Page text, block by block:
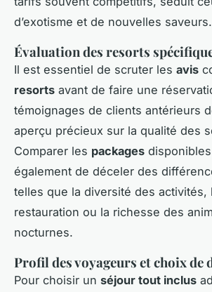
d’exotisme et de nouvelles saveurs.
Évaluation des resorts
Il est essentiel de scruter les avis
resorts avant de faire une
témoignages de clients antérieurs
aperçu précieux sur la qualité des
Comparer les packages
également de déceler des
telles que la diversité des activités,
restauration ou la richesse des
nocturnes.
Profil des voyageurs et choix de
Pour choisir un séjour tout inclus